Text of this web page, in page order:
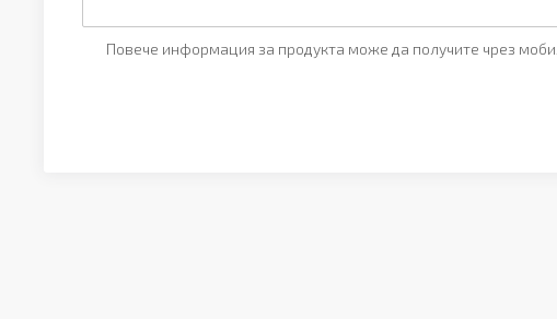
Повече информация за продукта може да получите чрез